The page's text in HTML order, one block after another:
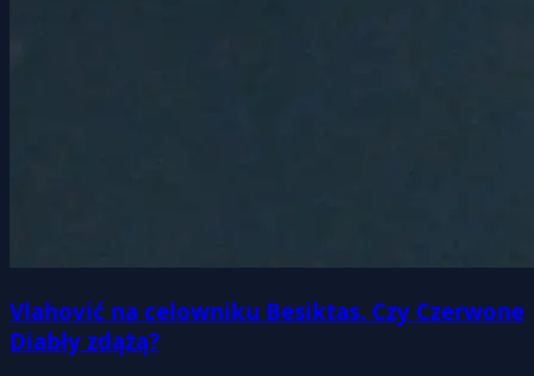
Vlahović na celowniku Besiktas. Czy Czerwone
Diabły zdążą?